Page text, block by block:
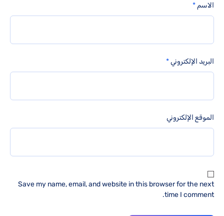
الاسم *
البريد الإلكتروني*
الموقع الإلكتروني
Save my name, email, and website in this browser for the next
time I comment.